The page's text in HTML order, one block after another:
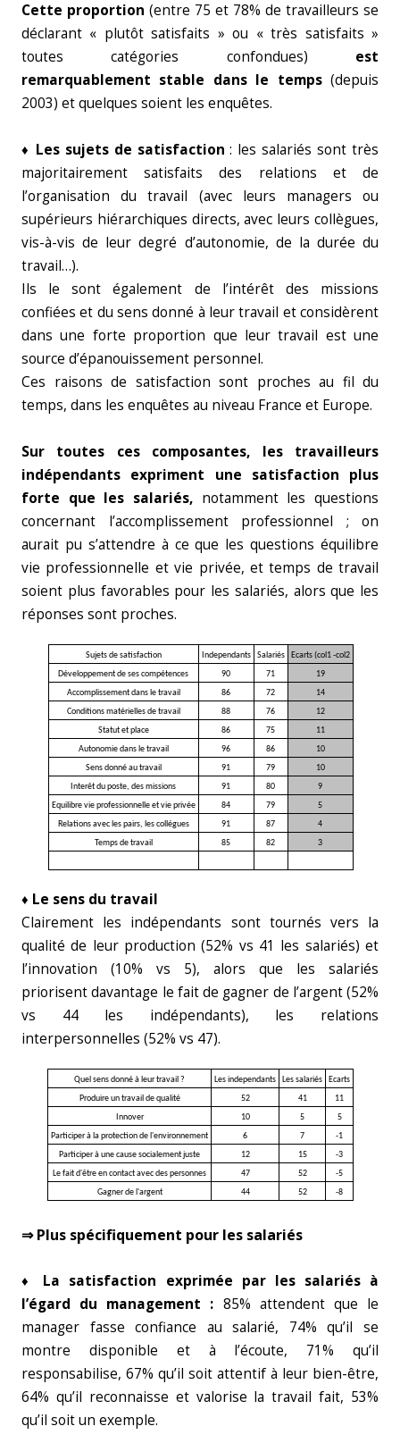
Cette proportion (entre 75 et 78% de travailleurs se
déclarant « plutôt satisfaits » ou « très satisfaits »
toutes catégories confondues) est
remarquablement stable dans le temps(depuis
2003) et quelques soient les enquêtes.
♦ Les sujets de satisfaction : les salariés sont très
majoritairement satisfaits des relations et de
l’organisation du travail (avec leurs managers ou
supérieurs hiérarchiques directs, avec leurs collègues,
vis-à-vis de leur degré d’autonomie, de la durée du
travail…).
Ils le sont également de l’intérêt des missions
confiées et du sens donné à leur travail et considèrent
dans une forte proportion que leur travail est une
source d’épanouissement personnel.
Ces raisons de satisfaction sont proches au fil du
temps, dans les enquêtes au niveau France et Europe.
Sur toutes ces composantes, les travailleurs
indépendants expriment une satisfaction plus
forte que les salariés, notamment les questions
concernant l’accomplissement professionnel ; on
aurait pu s’attendre à ce que les questions équilibre
vie professionnelle et vie privée, et temps de travail
soient plus favorables pour les salariés, alors que les
réponses sont proches.
Sujets de satisfaction Independants Salariés
Ecarts (col1 -col2
Développement de ses compétences
90 71
19
Accomplissement dans le travail
86 72
14
Conditions matérielles de travail
88 76
12
Statut et place
86 75
11
Autonomie dans le travail
96 86
10
Sens donné au travail
91 79
10
Interêt du poste, des missions
91 80
9
Equilibre vie professionnelle et vie privée
84 79
5
Relations avec les pairs, les collégues
91 87
4
Temps de travail
85 82 3
♦ Le sens du travail
Clairement les indépendants sont tournés vers la
qualité de leur production (52% vs 41 les salariés) et
l’innovation (10% vs 5), alors que les salariés
priorisent davantage le fait de gagner de l’argent (52%
vs 44 les indépendants), les relations
interpersonnelles (52% vs 47).
Quel sens donné à leur travail ? Les independants Les salariés
Ecarts
Produire un travail de qualité
52 41
11
Innover
10 5
5
Participer à la protection de l'environnement
6 7
-1
Participer à une cause socialement juste
12 15
-3
Le fait d'être en contact avec des personnes
47 52
-5
Gagner de l'argent
44 52 -8
⇒ Plus spécifiquement pour les salariés
♦
La satisfaction exprimée par les salariés à
l’égard du management : 85% attendent que le
manager fasse confiance au salarié, 74% qu’il se
montre disponible et à l’écoute, 71% qu’il
responsabilise, 67% qu’il soit attentif à leur bien-être,
64% qu’il reconnaisse et valorise la travail fait, 53%
qu’il soit un exemple.